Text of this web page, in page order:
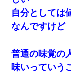
自分としては
なんですけど
普通の味覚の
味いっていう